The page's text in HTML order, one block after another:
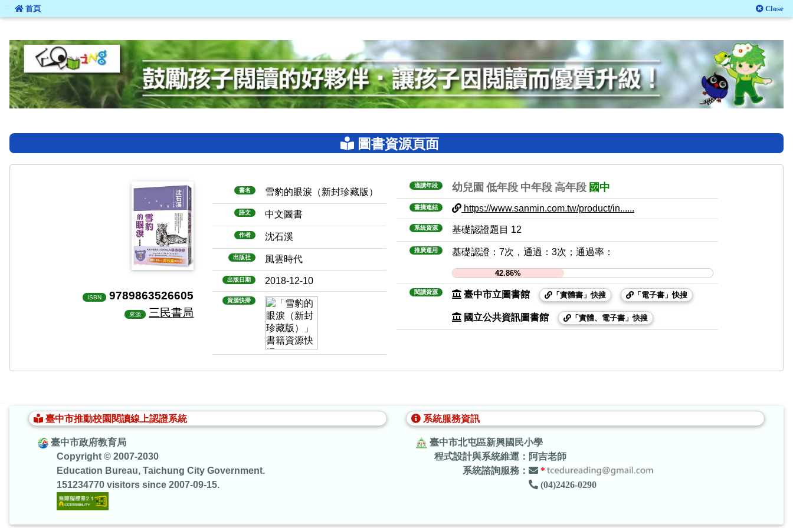
::: 首頁 Close
圖書資源頁面
ISBN 9789863526605
來源 三民書局
書名 雪豹的眼淚（新封珍藏版）
語文 中文圖書
作者 沈石溪
出版社 風雲時代
出版日期 2018-12-10
資源快掃
適讀年段 幼兒園 低年段 中年段 高年段 國中
書摘連結 https://www.sanmin.com.tw/product/in......
系統資源 基礎認證題目 12
推廣運用 基礎認證：7次，通過：3次；通過率：
42.86%
閱讀資源 臺中市立圖書館 「實體書」快搜 「電子書」快搜
國立公共資訊圖書館 「實體、電子書」快搜
臺中市推動校園閱讀線上認證系統
臺中市政府教育局
Copyright © 2007-2030
Education Bureau, Taichung City Government.
151234770 visitors since 2007-09-15.
系統服務資訊
臺中市北屯區新興國民小學
程式設計與系統維運：阿吉老師
系統諮詢服務：
*
(04)2426-0290